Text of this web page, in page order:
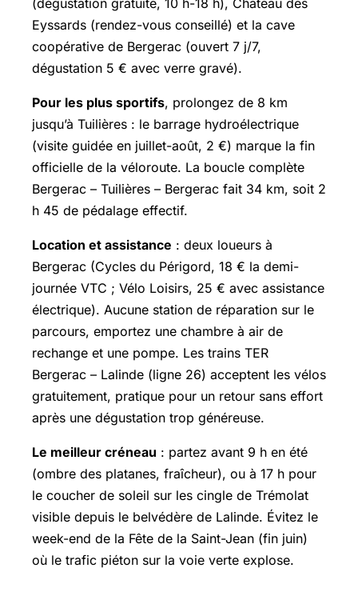
(dégustation gratuite, 10 h-18 h), Château des
Eyssards (rendez-vous conseillé) et la cave
coopérative de Bergerac (ouvert 7 j/7,
dégustation 5 € avec verre gravé).
Pour les plus sportifs, prolongez de 8 km
jusqu’à Tuilières : le barrage hydroélectrique
(visite guidée en juillet-août, 2 €) marque la fin
officielle de la véloroute. La boucle complète
Bergerac – Tuilières – Bergerac fait 34 km, soit 2
h 45 de pédalage effectif.
Location et assistance : deux loueurs à
Bergerac (Cycles du Périgord, 18 € la demi-
journée VTC ; Vélo Loisirs, 25 € avec assistance
électrique). Aucune station de réparation sur le
parcours, emportez une chambre à air de
rechange et une pompe. Les trains TER
Bergerac – Lalinde (ligne 26) acceptent les vélos
gratuitement, pratique pour un retour sans effort
après une dégustation trop généreuse.
Le meilleur créneau : partez avant 9 h en été
(ombre des platanes, fraîcheur), ou à 17 h pour
le coucher de soleil sur les cingle de Trémolat
visible depuis le belvédère de Lalinde. Évitez le
week-end de la Fête de la Saint-Jean (fin juin)
où le trafic piéton sur la voie verte explose.